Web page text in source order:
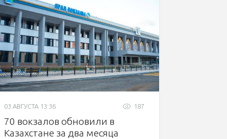
187
03 АВГУСТА 13:36
70 вокзалов обновили в
Казахстане за два месяца